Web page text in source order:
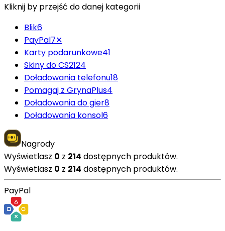
Kliknij by przejść do danej kategorii
Blik6
PayPal7✕
Karty podarunkowe41
Skiny do CS2124
Doładowania telefonu18
Pomagaj z GrynaPlus4
Doładowania do gier8
Doładowania konsol6
Nagrody
Wyświetlasz 0 z 214 dostępnych produktów.
Wyświetlasz 0 z 214 dostępnych produktów.
PayPal